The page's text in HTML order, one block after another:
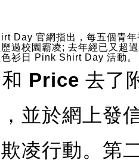
Day 官網指出，每五個青年
過校園霸凌; 去年經已又超
衫日 Pink Shirt Day 活動。
和 Price 去了
並於網上發
凌行動。第